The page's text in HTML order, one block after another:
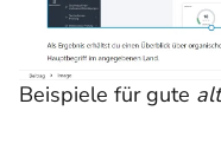
Beispiele für gute